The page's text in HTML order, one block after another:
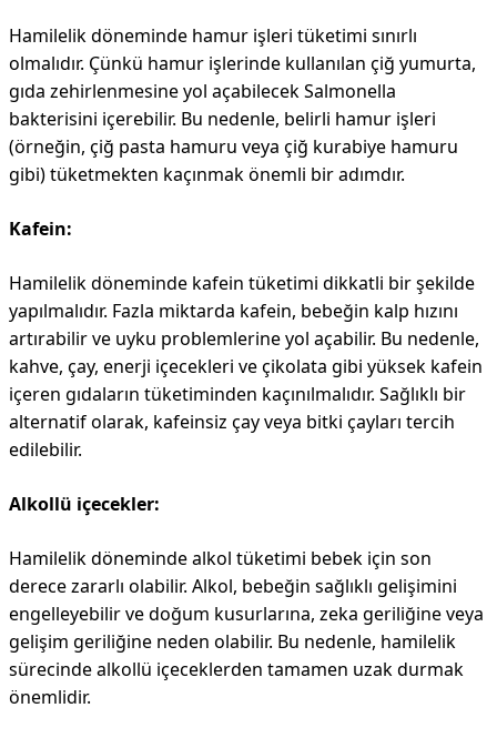
Hamilelik döneminde hamur işleri tüketimi sınırlı
olmalıdır. Çünkü hamur işlerinde kullanılan çiğ yumurta,
gıda zehirlenmesine yol açabilecek Salmonella
bakterisini içerebilir. Bu nedenle, belirli hamur işleri
(örneğin, çiğ pasta hamuru veya çiğ kurabiye hamuru
gibi) tüketmekten kaçınmak önemli bir adımdır.
Kafein:
Hamilelik döneminde kafein tüketimi dikkatli bir şekilde
yapılmalıdır. Fazla miktarda kafein, bebeğin kalp hızını
artırabilir ve uyku problemlerine yol açabilir. Bu nedenle,
kahve, çay, enerji içecekleri ve çikolata gibi yüksek kafein
içeren gıdaların tüketiminden kaçınılmalıdır. Sağlıklı bir
alternatif olarak, kafeinsiz çay veya bitki çayları tercih
edilebilir.
Alkollü içecekler:
Hamilelik döneminde alkol tüketimi bebek için son
derece zararlı olabilir. Alkol, bebeğin sağlıklı gelişimini
engelleyebilir ve doğum kusurlarına, zeka geriliğine veya
gelişim geriliğine neden olabilir. Bu nedenle, hamilelik
sürecinde alkollü içeceklerden tamamen uzak durmak
önemlidir.